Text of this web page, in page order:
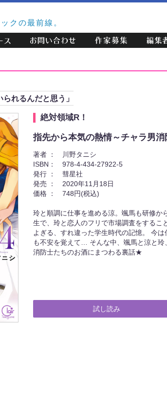
クの最前線。
れるんだと思う」
絶対領域R！
指先から本気の熱情～チャラ男
著者 ：
川野タニシ
ISBN：
978-4-434-27922-5
発行 ：
彗星社
発売 ：
2020年11月18日
価格 ：
748円(税込)
玲と順調に仕事を進める涼。颯馬も研修
生で、玲と恋人のフリで市場調査をする
よぎる、すれ違った学生時代の記憶。 今
も不安を覚えて… そんな中、颯馬と涼と
消防士たちのお酒にまつわる裏話★
試し読み